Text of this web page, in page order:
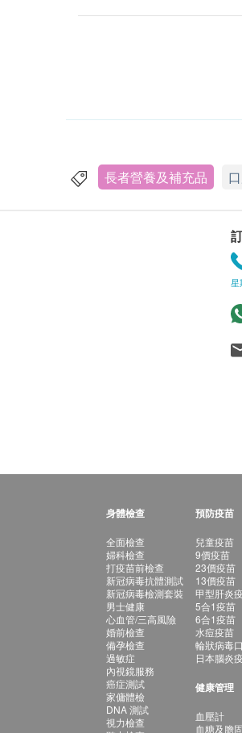
長者營養及補充品
星
身體檢查
全面檢查
婦科檢查
打疫苗前檢查
新冠病毒抗體測試
新冠病毒檢測套裝
男士健康
心血管/三高風險
婚前檢查
備孕檢查
過敏症
內視鏡服務
癌症測試
家傭體檢
DNA 測試
視力檢查
預防疫苗
兒童疫苗
9價疫苗
23價疫苗
13價疫苗
甲型肝炎
5合1疫苗
6合1疫苗
水痘疫苗
輪狀病毒
日本腦炎
健康管理
血壓計
血糖及膽